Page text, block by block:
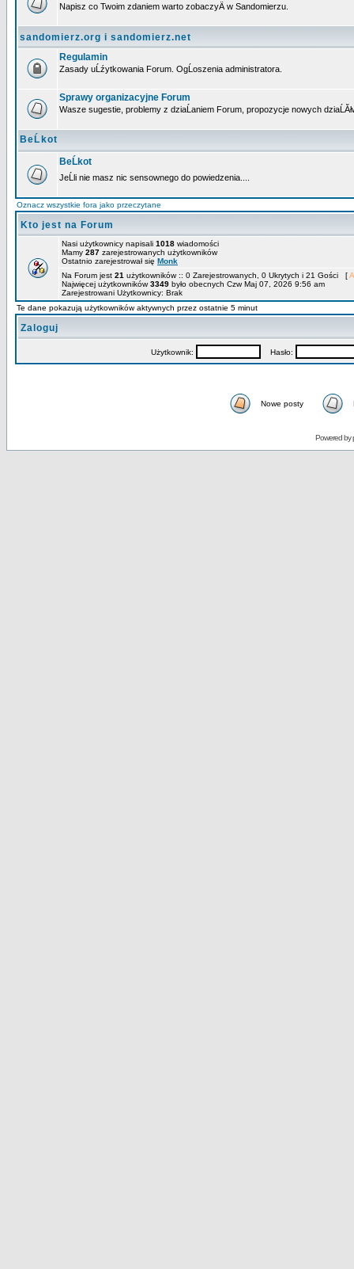
Napisz co Twoim zdaniem warto zobaczyÄ w Sandomierzu.
sandomierz.org i sandomierz.net
Regulamin
Zasady uĹźytkowania Forum. OgĹoszenia administratora.
Sprawy organizacyjne Forum
Wasze sugestie, problemy z dziaĹaniem Forum, propozycje nowych
BeĹkot
BeĹkot
JeĹli nie masz nic sensownego do powiedzenia....
Oznacz wszystkie fora jako przeczytane
Kto jest na Forum
Nasi użytkownicy napisali 1018 wiadomości
Mamy 287 zarejestrowanych użytkowników
Ostatnio zarejestrował się Monk
Na Forum jest 21 użytkowników :: 0 Zarejestrowanych, 0 Ukrytych i 21 Gości [
Najwięcej użytkowników3349 było obecnych Czw Maj 07, 2026 9:56 am
Zarejestrowani Użytkownicy: Brak
Te dane pokazują użytkowników aktywnych przez ostatnie 5 minut
Zaloguj
Użytkownik: Hasło:
Nowe posty
Powered by